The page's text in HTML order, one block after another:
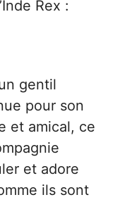
Rex :
gentil
pour son
et amical, ce
et adore
ils sont